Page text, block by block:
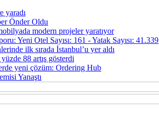
yaradı
Önder Oldu
modern projeler yaratıyor
Yeni Otel Sayısı: 161 - Yatak Sayısı: 41.339
ilk sırada İstanbul’u yer aldı
88 artış gösterdi
yeni çözüm: Ordering Hub
Yanaştı